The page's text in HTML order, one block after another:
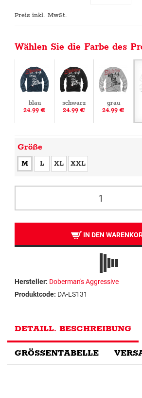
Preis inkl. MwSt.
Wählen Sie die Farbe des
blau
24.99 €
schwarz
24.99 €
grau
24.99 €
Größe
M L XL XXL
IN DEN
Hersteller: Doberman's Aggressive
Produktcode: DA-LS131
DETAILL. BESCHREIBUNG
GRÖSSENTABELLE